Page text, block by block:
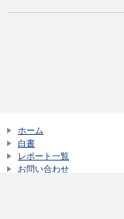
ホーム
白書
レポート一覧
お問い合わせ